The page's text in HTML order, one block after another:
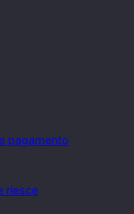
pagamento
riesce